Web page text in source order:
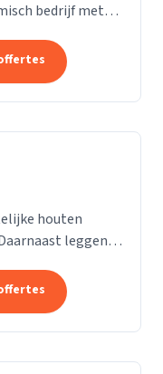
bedrijf met
kurk en...
houten
leggen
u al een...